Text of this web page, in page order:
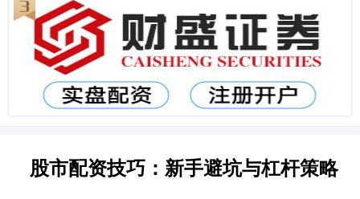
股市配资技巧：新手避坑与杠杆策略